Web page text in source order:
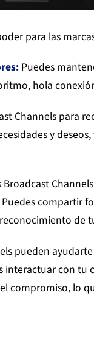
para las
Puedes
hola
Channels para
y
Broadcast
compartir
de
pueden
interactuar con tu
compromiso, lo